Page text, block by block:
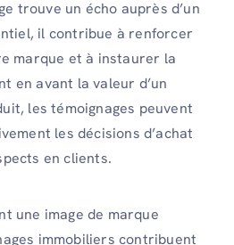
trouve un écho auprès d’un
il contribue à renforcer
marque et à instaurer la
en avant la valeur d’un
les témoignages peuvent
les décisions d’achat
en clients.
une image de marque
immobiliers contribuent